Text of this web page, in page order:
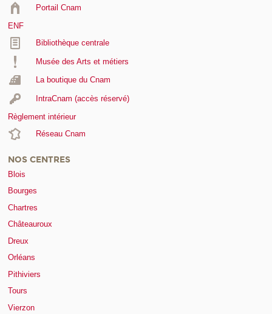
Portail Cnam
ENF
Bibliothèque centrale
Musée des Arts et métiers
La boutique du Cnam
IntraCnam (accès réservé)
Règlement intérieur
Réseau Cnam
NOS CENTRES
Blois
Bourges
Chartres
Châteauroux
Dreux
Orléans
Pithiviers
Tours
Vierzon